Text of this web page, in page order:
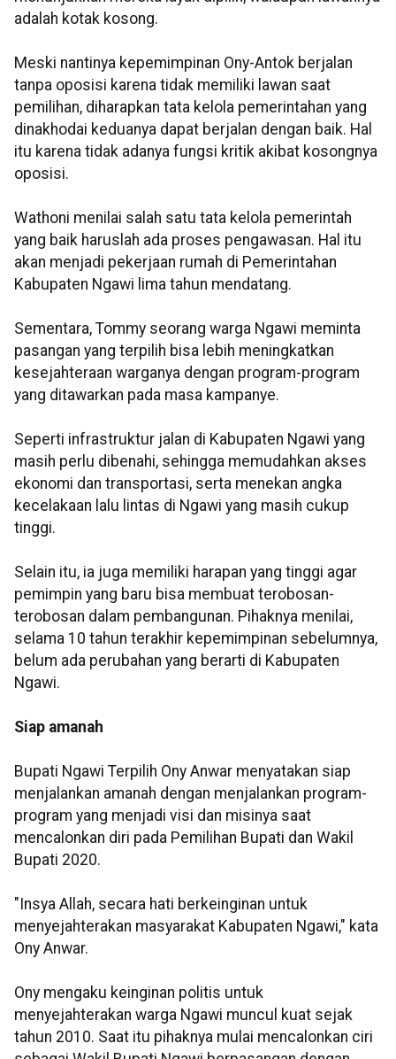
adalah kotak kosong.
Meski nantinya kepemimpinan Ony-Antok berjalan
tanpa oposisi karena tidak memiliki lawan saat
pemilihan, diharapkan tata kelola pemerintahan yang
dinakhodai keduanya dapat berjalan dengan baik. Hal
itu karena tidak adanya fungsi kritik akibat kosongnya
oposisi.
Wathoni menilai salah satu tata kelola pemerintah
yang baik haruslah ada proses pengawasan. Hal itu
akan menjadi pekerjaan rumah di Pemerintahan
Kabupaten Ngawi lima tahun mendatang.
Sementara, Tommy seorang warga Ngawi meminta
pasangan yang terpilih bisa lebih meningkatkan
kesejahteraan warganya dengan program-program
yang ditawarkan pada masa kampanye.
Seperti infrastruktur jalan di Kabupaten Ngawi yang
masih perlu dibenahi, sehingga memudahkan akses
ekonomi dan transportasi, serta menekan angka
kecelakaan lalu lintas di Ngawi yang masih cukup
tinggi.
Selain itu, ia juga memiliki harapan yang tinggi agar
pemimpin yang baru bisa membuat terobosan-
terobosan dalam pembangunan. Pihaknya menilai,
selama 10 tahun terakhir kepemimpinan sebelumnya,
belum ada perubahan yang berarti di Kabupaten
Ngawi.
Siap amanah
Bupati Ngawi Terpilih Ony Anwar menyatakan siap
menjalankan amanah dengan menjalankan program-
program yang menjadi visi dan misinya saat
mencalonkan diri pada Pemilihan Bupati dan Wakil
Bupati 2020.
"Insya Allah, secara hati berkeinginan untuk
menyejahterakan masyarakat Kabupaten Ngawi," kata
Ony Anwar.
Ony mengaku keinginan politis untuk
menyejahterakan warga Ngawi muncul kuat sejak
tahun 2010. Saat itu pihaknya mulai mencalonkan ciri